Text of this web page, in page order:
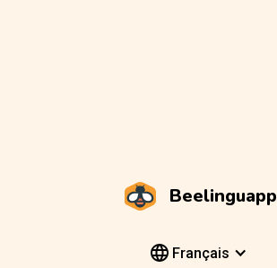
Beelinguapp
Français